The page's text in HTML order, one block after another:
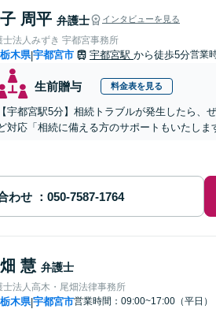
周平 弁護士 インタビューを見る
士法人みずき 宇都宮事務所
栃木県|宇都宮市 宇都宮駅 から徒歩5分営業
生前贈与 料金表を見る
【宇都宮駅5分】相続トラブルが発生したら
対応「相続に備える方のサポートもいたし
わせ
慧 弁護士
士法人高木・尾畑法律事務所
栃木県|宇都宮市営業時間：09:00~17:00（平日）